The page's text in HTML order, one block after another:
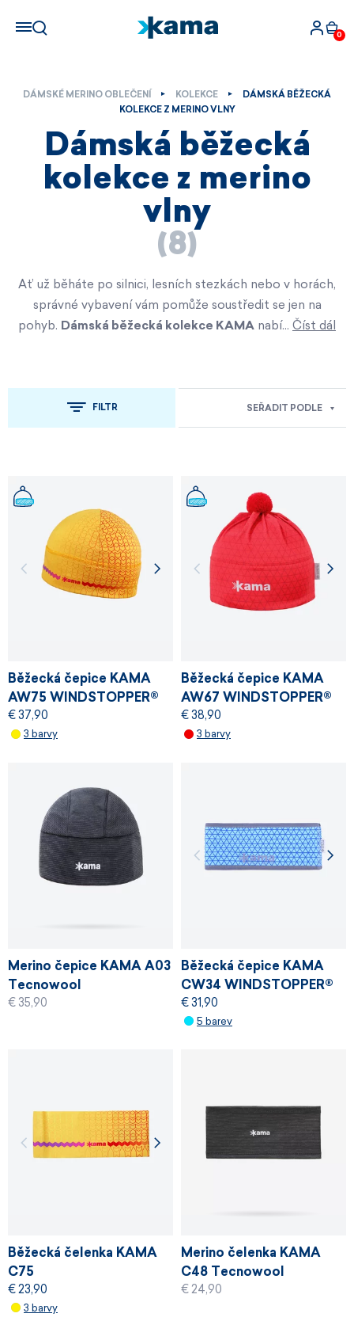
0
DÁMSKÉ MERINO OBLEČENÍ KOLEKCE
DÁMSKÁ BĚŽECKÁ
KOLEKCE Z MERINO VLNY
Dámská běžecká
kolekce z merino
vlny
(8)
Ať už běháte po silnici, lesních stezkách nebo v horách,
správné vybavení vám pomůže soustředit se jen na
pohyb. Dámská běžecká kolekce KAMA nabí… Číst dál
FILTR SEŘADIT PODLE
Běžecká čepice KAMA
AW75 WINDSTOPPER®
€ 37,90
3 barvy
Běžecká čepice KAMA
AW67 WINDSTOPPER®
€ 38,90
3 barvy
Merino čepice KAMA A03
Tecnowool
€ 35,90
Běžecká čepice KAMA
CW34 WINDSTOPPER®
€ 31,90
5 barev
Běžecká čelenka KAMA
C75
€ 23,90
3 barvy
Merino čelenka KAMA
C48 Tecnowool
€ 24,90